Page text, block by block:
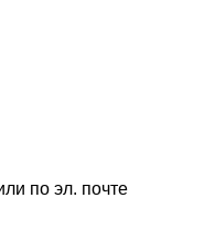
по эл. почте